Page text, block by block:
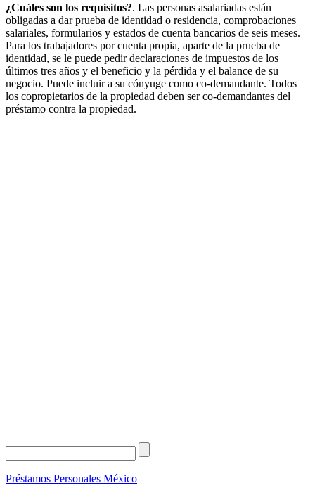
¿Cuáles son los requisitos?. Las personas asalariadas están
obligadas a dar prueba de identidad o residencia, comprobaciones
salariales, formularios y estados de cuenta bancarios de seis meses.
Para los trabajadores por cuenta propia, aparte de la prueba de
identidad, se le puede pedir declaraciones de impuestos de los
últimos tres años y el beneficio y la pérdida y el balance de su
negocio. Puede incluir a su cónyuge como co-demandante. Todos
los copropietarios de la propiedad deben ser co-demandantes del
préstamo contra la propiedad.
Préstamos Personales México